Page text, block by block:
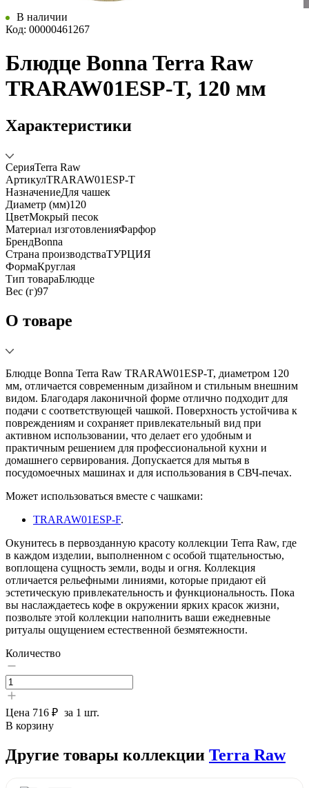
В наличии
Код: 00000461267
Блюдце Bonna Terra Raw
TRARAW01ESP-T, 120 мм
Характеристики
СерияTerra Raw
АртикулTRARAW01ESP-T
НазначениеДля чашек
Диаметр (мм)120
ЦветМокрый песок
Материал изготовленияФарфор
БрендBonna
Страна производстваТУРЦИЯ
ФормаКруглая
Тип товараБлюдце
Вес (г)97
О товаре
Блюдце Bonna Terra Raw TRARAW01ESP-T, диаметром 120
мм, отличается современным дизайном и стильным внешним
видом. Благодаря лаконичной форме отлично подходит для
подачи с соответствующей чашкой. Поверхность устойчива к
повреждениям и сохраняет привлекательный вид при
активном использовании, что делает его удобным и
практичным решением для профессиональной кухни и
домашнего сервирования. Допускается для мытья в
посудомоечных машинах и для использования в СВЧ-печах.
Может использоваться вместе с чашками:
TRARAW01ESP-F.
Окунитесь в первозданную красоту коллекции Terra Raw, где
в каждом изделии, выполненном с особой тщательностью,
воплощена сущность земли, воды и огня. Коллекция
отличается рельефными линиями, которые придают ей
эстетическую привлекательность и функциональность. Пока
вы наслаждаетесь кофе в окружении ярких красок жизни,
позвольте этой коллекции наполнить ваши ежедневные
ритуалы ощущением естественной безмятежности.
Количество
Цена 716 ₽ за 1 шт.
В корзину
Другие товары коллекции Terra Raw